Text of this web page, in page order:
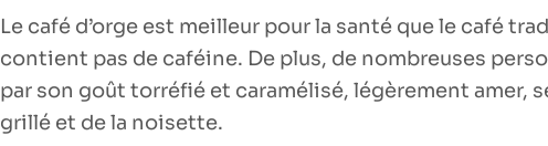
Le café d’orge est meilleur pour la santé que le café
contient pas de caféine. De plus, de nombreuses
par son goût torréfié et caramélisé, légèrement amer,
grillé et de la noisette.